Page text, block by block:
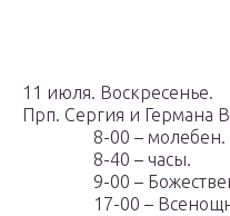
11 июля. Воскресенье.
Прп. Сергия и Германа
8-00 – молебен.
8-40 – часы.
9-00 –
17-00 – Всенощное